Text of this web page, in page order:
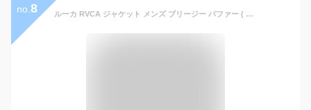
no. 8 ルーカ RVCA ジャケット メンズ ブリージー パファー ( RVCA Breezy Puffer JKT ダウンジャケット Down ダウン JACKET JAKET アウター ジャンパー・ブルゾン メンズ 男性用 BD042-784 )